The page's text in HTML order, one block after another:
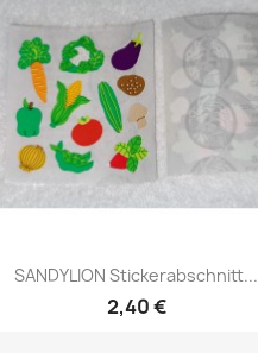
SANDYLION Stickerabschnitt...
2,40 €